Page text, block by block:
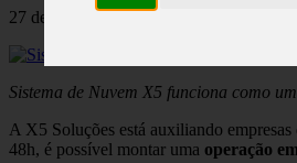
27 de maio de 2024
Sistema de Nuvem X5 funciona como
A X5 Soluções está auxiliando
48h, é possível montar uma operação